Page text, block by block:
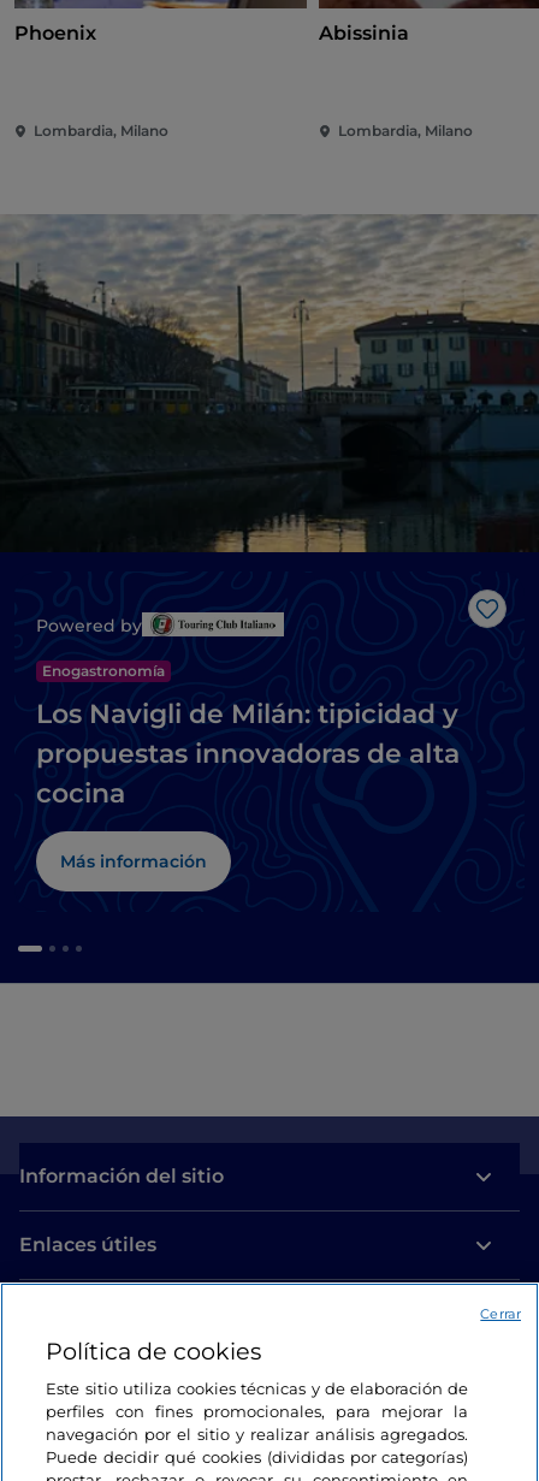
Phoenix
Lombardia, Milano
Abissinia
Lombardia, Milano
Me
Powered by
Enogastronomía
Los Navigli de Milán: tipicidad y
propuestas innovadoras de alta
cocina
Más información
Información del sitio
Enlaces útiles
Estamos en contacto
Política de cookies
Este sitio utiliza cookies técnicas y de elaboración de
perfiles con fines promocionales, para mejorar la
navegación por el sitio y realizar análisis agregados.
Puede decidir qué cookies (divididas por categorías)
Cerrar